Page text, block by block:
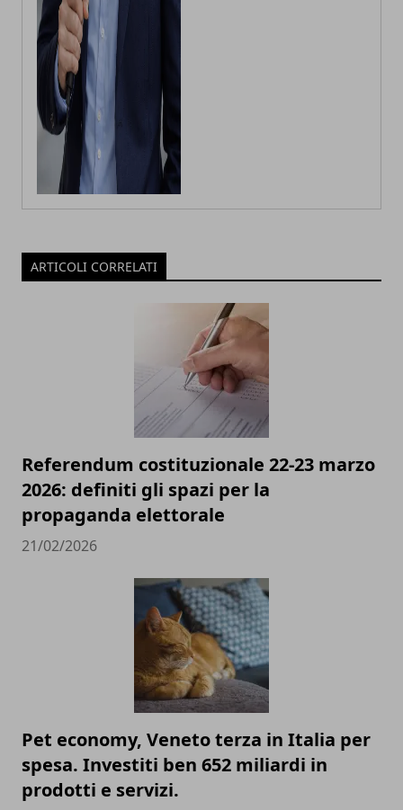
ARTICOLI CORRELATI
Referendum costituzionale 22-23 marzo
2026: definiti gli spazi per la
propaganda elettorale
21/02/2026
Pet economy, Veneto terza in Italia per
spesa. Investiti ben 652 miliardi in
prodotti e servizi.